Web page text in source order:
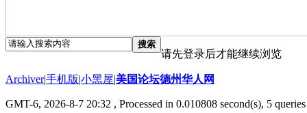
搜索
请先登录后才能继续浏览
Archiver|手机版|小黑屋|美国论坛德州华人网
GMT-6, 2026-8-7 20:32 , Processed in 0.010808 second(s), 5